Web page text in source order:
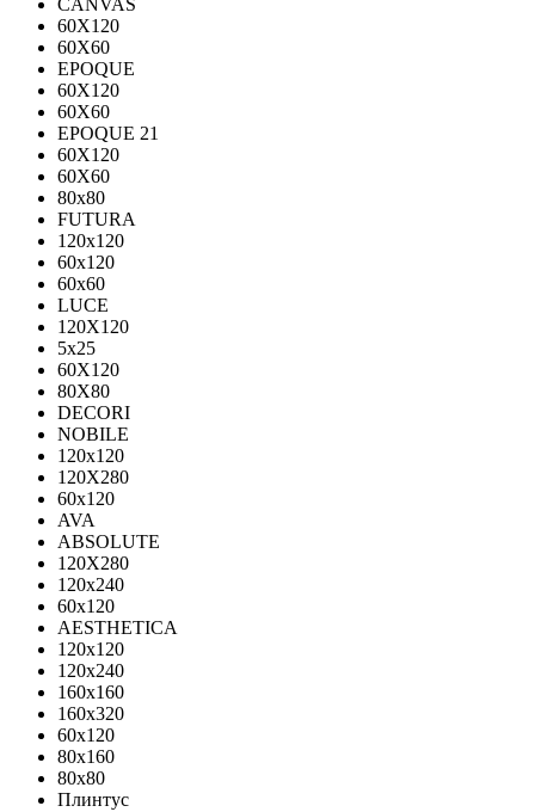
CANVAS
60Х120
60Х60
EPOQUE
60X120
60X60
EPOQUE 21
60X120
60X60
80х80
FUTURA
120х120
60х120
60х60
LUCE
120X120
5x25
60X120
80X80
DECORI
NOBILE
120x120
120X280
60x120
AVA
ABSOLUTE
120X280
120х240
60х120
AESTHETICA
120x120
120x240
160x160
160x320
60x120
80x160
80x80
Плинтус